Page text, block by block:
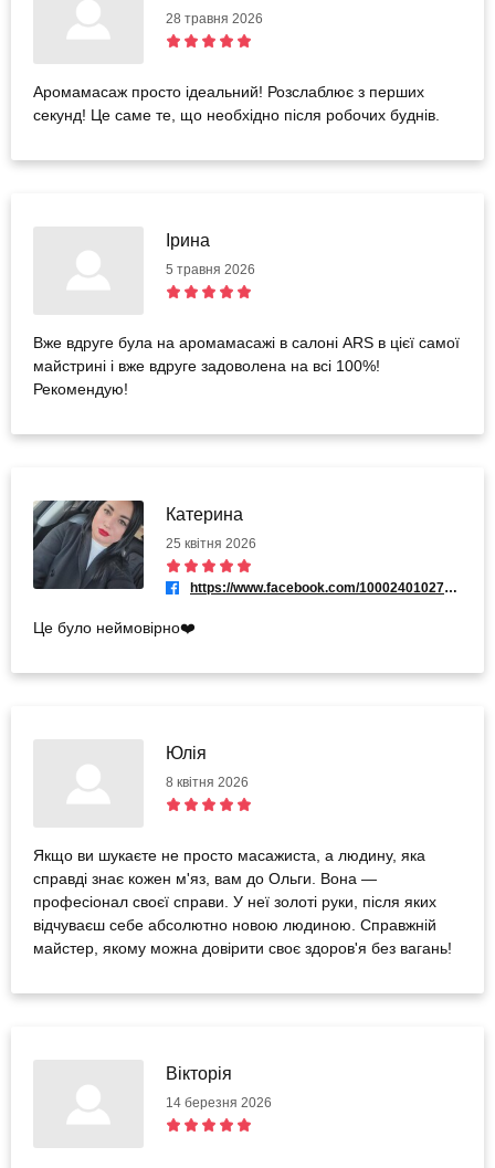
28 травня 2026
Аромамасаж просто ідеальний! Розслаблює з перших
секунд! Це саме те, що необхідно після робочих буднів.
Ірина
5 травня 2026
Вже вдруге була на аромамасажі в салоні ARS в цієї самої
майстрині і вже вдруге задоволена на всі 100%!
Рекомендую!
Катерина
25 квітня 2026
https://www.facebook.com/100024010272927
Це було неймовірно❤️
Юлія
8 квітня 2026
Якщо ви шукаєте не просто масажиста, а людину, яка
справді знає кожен м'яз, вам до Ольги. Вона —
професіонал своєї справи. У неї золоті руки, після яких
відчуваєш себе абсолютно новою людиною. Справжній
майстер, якому можна довірити своє здоров'я без вагань!
Вікторія
14 березня 2026